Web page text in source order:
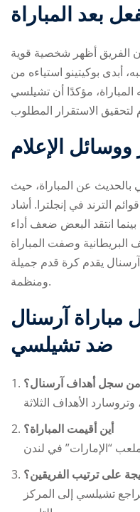
بعد المباراة
إن الفريق أظهر شخصية قوية
أبدى بوكيتينو استياءه من
المباراة، مؤكدًا أن تشيلسي
الإعلام
بالحديث عن المباراة، حيث
الترند في إنجلترا. أشاد
انتقد البعض ضعف أداء
وصفت المباراة
آرسنال يقدم كرة قدم جميلة
ومنظمة.
مباراة آرسنال
ضد تشيلسي
من سجل أهداف آرسنال؟
أين أقيمت المباراة؟
على ترتيب الفريقين؟
تشيلسي إلى المركز